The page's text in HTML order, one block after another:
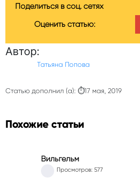
Поделиться в соц. сетях
Оценить статью:
Автор:
Татьяна Попова
Статью дополнил (а): ⏱17 мая, 2019
Похожие статьи
Вильгельм
Просмотров: 577